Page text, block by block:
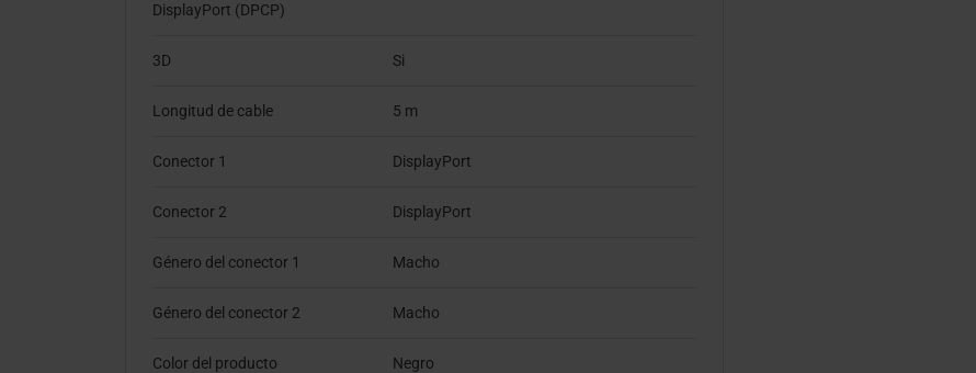
DisplayPort (DPCP)
3D Si
Longitud de cable 5 m
Conector 1 DisplayPort
Conector 2 DisplayPort
Género del conector 1 Macho
Género del conector 2 Macho
Color del producto Negro